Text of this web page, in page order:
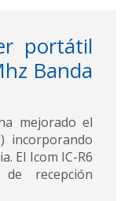
portátil
Banda
mejorado el
incorporando
El Icom IC-R6
recepción